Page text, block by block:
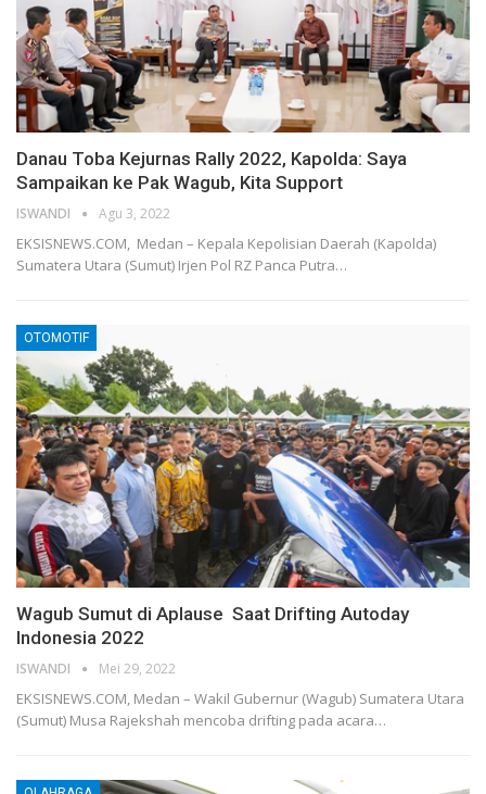
Danau Toba Kejurnas Rally 2022, Kapolda: Saya
Sampaikan ke Pak Wagub, Kita Support
ISWANDI Agu 3, 2022
EKSISNEWS.COM, Medan – Kepala Kepolisian Daerah (Kapolda)
Sumatera Utara (Sumut) Irjen Pol RZ Panca Putra…
OTOMOTIF
Wagub Sumut di Aplause Saat Drifting Autoday
Indonesia 2022
ISWANDI Mei 29, 2022
EKSISNEWS.COM, Medan – Wakil Gubernur (Wagub) Sumatera Utara
(Sumut) Musa Rajekshah mencoba drifting pada acara…